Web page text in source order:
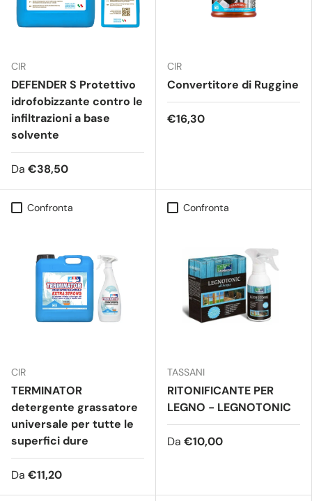
CIR
DEFENDER S Protettivo
idrofobizzante contro le
infiltrazioni a base
solvente
Da €38,50
CIR
Convertitore di Ruggine
€16,30
Confronta
CIR
TERMINATOR
detergente grassatore
universale per tutte le
superfici dure
Da €11,20
Confronta
TASSANI
RITONIFICANTE PER
LEGNO - LEGNOTONIC
Da €10,00